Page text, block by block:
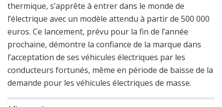
thermique, s’apprête à entrer dans le monde de
l’électrique avec un modèle attendu à partir de 500 000
euros. Ce lancement, prévu pour la fin de l’année
prochaine, démontre la confiance de la marque dans
l’acceptation de ses véhicules électriques par les
conducteurs fortunés, même en période de baisse de la
demande pour les véhicules électriques de masse.